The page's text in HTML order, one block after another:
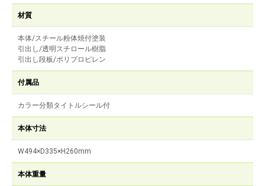
材質
本体/スチール粉体焼付塗装
引出し/透明スチロール樹脂
引出し段板/ポリプロピレン
付属品
カラー分類タイトルシール付
本体寸法
W494×D335×H260mm
本体重量